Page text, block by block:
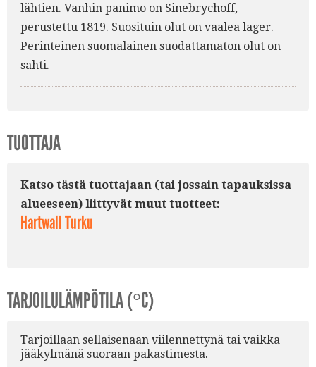
lähtien. Vanhin panimo on Sinebrychoff,
perustettu 1819. Suosituin olut on vaalea lager.
Perinteinen suomalainen suodattamaton olut on
sahti.
TUOTTAJA
Katso tästä tuottajaan (tai jossain tapauksissa
alueeseen) liittyvät muut tuotteet:
Hartwall Turku
TARJOILULÄMPÖTILA (°C)
Tarjoillaan sellaisenaan viilennettynä tai vaikka
jääkylmänä suoraan pakastimesta.